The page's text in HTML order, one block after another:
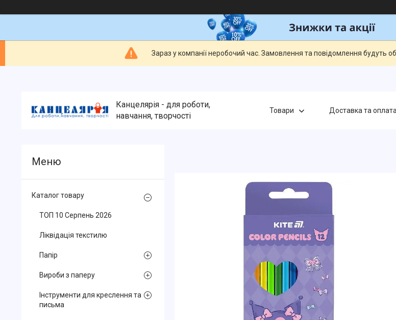
Зараз у компанії неробочий час. Замовлення та повідомлення будуть
Канцелярія - для роботи,
навчання, творчості
Товари Доставка та оплата
Каталог товару
ТОП 10 Серпень 2026
Ліквідація текстилю
Папір
Вироби з паперу
Інструменти для креслення та
письма